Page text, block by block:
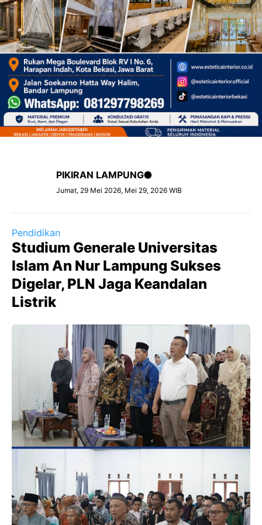
PIKIRAN LAMPUNG
Jumat, 29 Mei 2026, Mei 29, 2026 WIB
Pendidikan
Studium Generale Universitas
Islam An Nur Lampung Sukses
Digelar, PLN Jaga Keandalan
Listrik